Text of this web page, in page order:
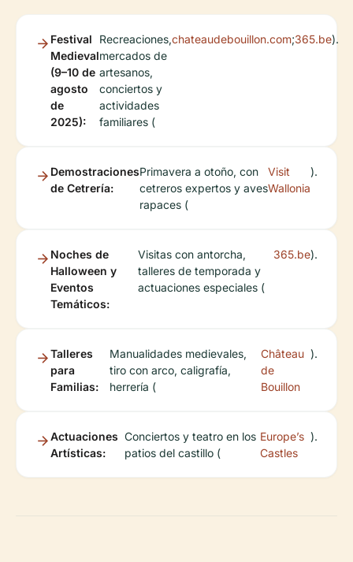
Festival
Medieval
(9–10 de
agosto
de
2025):
Recreaciones,
mercados de
artesanos,
conciertos y
actividades
familiares (
chateaudebouillon.com;365.be).
Demostraciones
de Cetrería:
Primavera a otoño, con
cetreros expertos y aves
rapaces (
Visit
Wallonia
).
Noches de
Halloween y
Eventos
Temáticos:
Visitas con antorcha,
talleres de temporada y
actuaciones especiales (
365.be).
Talleres
para
Familias:
Manualidades medievales,
tiro con arco, caligrafía,
herrería (
Château
de
Bouillon
).
Actuaciones
Artísticas:
Conciertos y teatro en los
patios del castillo (
Europe’s
Castles
).